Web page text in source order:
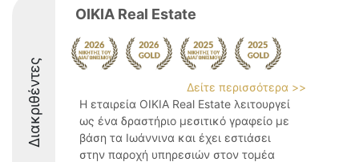
Διακριθέντες
OIKIA Real Estate
Δείτε περισσότερα >>
Η εταιρεία ΟΙΚΙΑ Real Estate λειτουργεί
ως ένα δραστήριο μεσιτικό γραφείο με
βάση τα Ιωάννινα και έχει εστιάσει
στην παροχή υπηρεσιών στον τομέα